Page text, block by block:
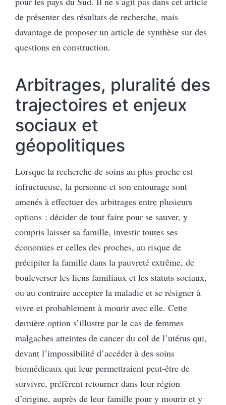
de présenter des résultats de recherche, mais
davantage de proposer un article de synthèse sur des
questions en construction.
Arbitrages, pluralité des
trajectoires et enjeux
sociaux et
géopolitiques
Lorsque la recherche de soins au plus proche est
infructueuse, la personne et son entourage sont
amenés à effectuer des arbitrages entre plusieurs
options : décider de tout faire pour se sauver, y
compris laisser sa famille, investir toutes ses
économies et celles des proches, au risque de
précipiter la famille dans la pauvreté extrême, de
bouleverser les liens familiaux et les statuts sociaux,
ou au contraire accepter la maladie et se résigner à
vivre et probablement à mourir avec elle. Cette
dernière option s’illustre par le cas de femmes
malgaches atteintes de cancer du col de l’utérus qui,
devant l’impossibilité d’accéder à des soins
biomédicaux qui leur permettraient peut-être de
survivre, préfèrent retourner dans leur région
d’origine, auprès de leur famille pour y mourir et y